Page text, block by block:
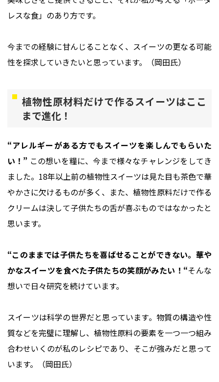
レスな食」のあり方です。
今までの経験に甘んじることなく、スイーツの更なる可能
性を探求していきたいと思っています。（岡田氏）
植物性原材料だけで作るスイーツはここ
まで進化！
“アレルギーがある方でもスイーツを楽しんでもらいた
い！” この想いを糧に、今まで様々なチャレンジをしてき
ました。18年以上前の植物性スイーツは見た目も茶色で華
やかさに欠けるものが多く、また、植物性原料だけで作る
クリームは決して子供たちの舌が喜ぶものではなかったと
思います。
“このままでは子供たちを喜ばせることができない。華や
かなスイーツを食べた子供たちの笑顔がみたい！“そんな
想いで日々研究を続けています。
スイーツは科学の世界だと思っています。物質の構造や性
質などを完璧に理解し、植物性原料の要素を一つ一つ組み
合わせいくのが私のレシピであり、そこが強みだと思って
います。（岡田氏）